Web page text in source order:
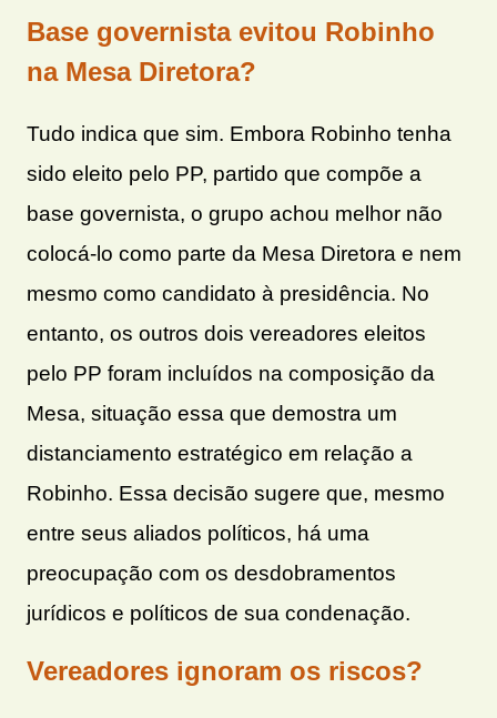
Base governista evitou Robinho
na Mesa Diretora?
Tudo indica que sim. Embora Robinho tenha
sido eleito pelo PP, partido que compõe a
base governista, o grupo achou melhor não
colocá-lo como parte da Mesa Diretora e nem
mesmo como candidato à presidência. No
entanto, os outros dois vereadores eleitos
pelo PP foram incluídos na composição da
Mesa, situação essa que demostra um
distanciamento estratégico em relação a
Robinho. Essa decisão sugere que, mesmo
entre seus aliados políticos, há uma
preocupação com os desdobramentos
jurídicos e políticos de sua condenação.
Vereadores ignoram os riscos?